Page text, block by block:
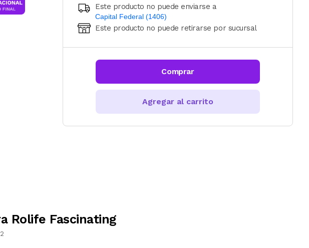
Este producto no puede enviarse a
Capital Federal (1406)
Ingresá código postal (sólo números)
CALCULAR
Este producto no puede retirarse por sucursal
Comprar
Agregar al carrito
Rolife Fascinating